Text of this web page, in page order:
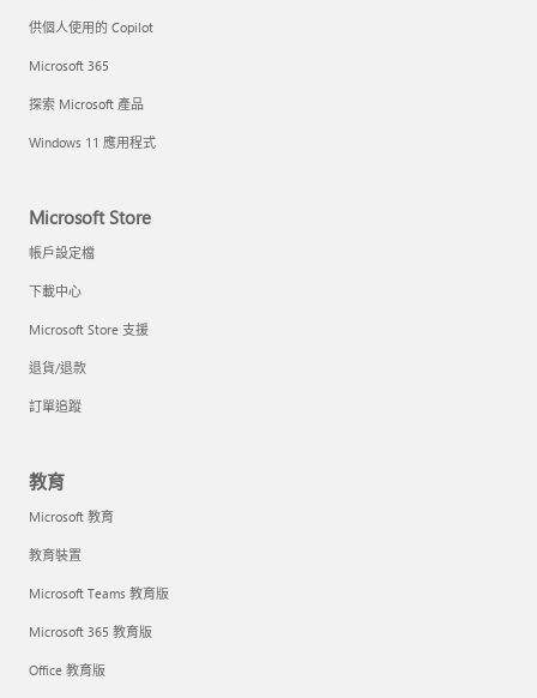
供個人使用的 Copilot
Microsoft 365
探索 Microsoft 產品
Windows 11 應用程式
Microsoft Store
帳戶設定檔
下載中心
Microsoft Store 支援
退貨/退款
訂單追蹤
教育
Microsoft 教育
教育裝置
Microsoft Teams 教育版
Microsoft 365 教育版
Office 教育版